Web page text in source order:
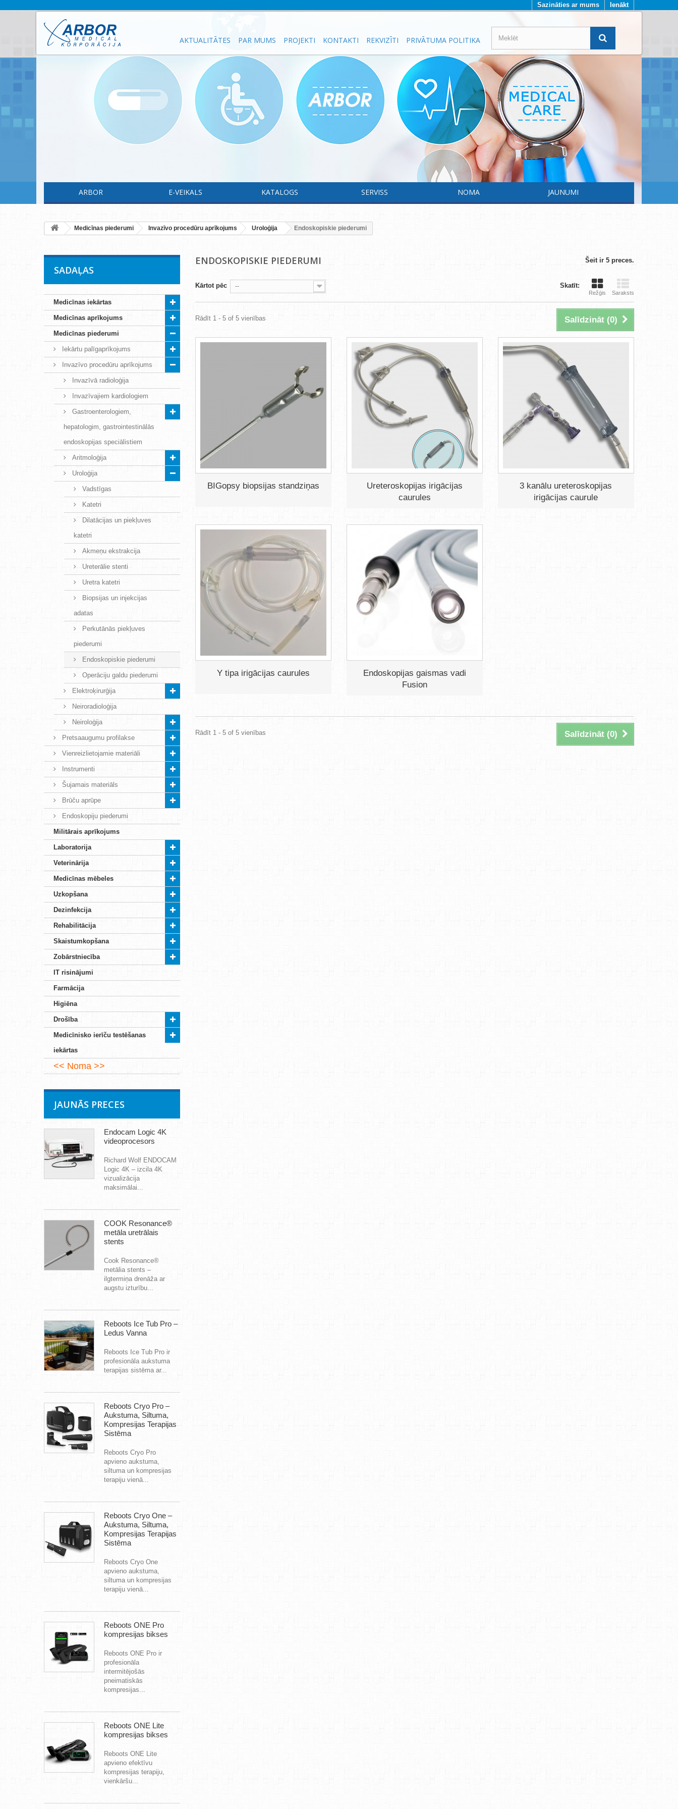
Ienākt
Sazināties ar mums
AKTUALITĀTES PAR MUMS PROJEKTI KONTAKTI REKVIZĪTI PRIVĀTUMA POLITIKA
ARBOR E-VEIKALS KATALOGS SERVISS NOMA JAUNUMI
Medicīnas piederumi Invazīvo procedūru aprīkojums Uroloģija Endoskopiskie piederumi
SADAĻAS
Medicīnas iekārtas
Medicīnas aprīkojums
Medicīnas piederumi
Iekārtu palīgaprīkojums
Invazīvo procedūru aprīkojums
Invazīvā radioloģija
Invazīvajiem kardiologiem
Gastroenterologiem,
hepatologim, gastrointestinālās
endoskopijas speciālistiem
Aritmoloģija
Uroloģija
Vadstīgas
Katetri
Dilatācijas un piekļuves
katetri
Akmeņu ekstrakcija
Ureterālie stenti
Uretra katetri
Biopsijas un injekcijas
adatas
Perkutānās piekļuves
piederumi
Endoskopiskie piederumi
Operāciju galdu piederumi
Elektroķirurģija
Neiroradioloģija
Neiroloģija
Pretsaaugumu profilakse
Vienreizlietojamie materiāli
Instrumenti
Šujamais materiāls
Brūču aprūpe
Endoskopiju piederumi
Militārais aprīkojums
Laboratorija
Veterinārija
Medicīnas mēbeles
Uzkopšana
Dezinfekcija
Rehabilitācija
Skaistumkopšana
Zobārstniecība
IT risinājumi
Farmācija
Higiēna
Drošība
Medicīnisko ierīču testēšanas
iekārtas
Noma
JAUNĀS PRECES
Endocam Logic 4K
videoprocesors
Richard Wolf ENDOCAM
Logic 4K – izcila 4K
vizualizācija
maksimālai...
COOK Resonance®
metāla uretrālais
stents
Cook Resonance®
metālia stents –
ilgtermiņa drenāža ar
augstu izturību...
Reboots Ice Tub Pro –
Ledus Vanna
Reboots Ice Tub Pro ir
profesionāla aukstuma
terapijas sistēma ar...
Reboots Cryo Pro –
Aukstuma, Siltuma,
Kompresijas Terapijas
Sistēma
Reboots Cryo Pro
apvieno aukstuma,
siltuma un kompresijas
terapiju vienā...
Reboots Cryo One –
Aukstuma, Siltuma,
Kompresijas Terapijas
Sistēma
Reboots Cryo One
apvieno aukstuma,
siltuma un kompresijas
terapiju vienā...
Reboots ONE Pro
kompresijas bikses
Reboots ONE Pro ir
profesionāla
intermitējošās
pneimatiskās
kompresijas...
Reboots ONE Lite
kompresijas bikses
Reboots ONE Lite
apvieno efektīvu
kompresijas terapiju,
vienkāršu...
ENDOSKOPISKIE PIEDERUMI Šeit ir 5 preces.
Skatīt:
Režģis Saraksts
Kārtot pēc --
Salīdzināt (0)
Rādīt 1 - 5 of 5 vienības
BIGopsy biopsijas standziņas
Ureteroskopijas irigācijas
caurules
3 kanālu ureteroskopijas
irigācijas caurule
Y tipa irigācijas caurules
Endoskopijas gaismas vadi
Fusion
Salīdzināt (0)
Rādīt 1 - 5 of 5 vienības